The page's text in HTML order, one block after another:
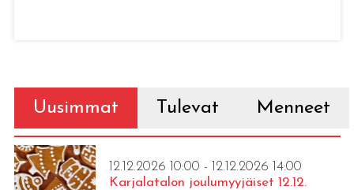
Uusimmat Tulevat Menneet
12.12.2026 10:00 - 12.12.2026 14:00
Karjalatalon joulumyyjäiset 12.12.